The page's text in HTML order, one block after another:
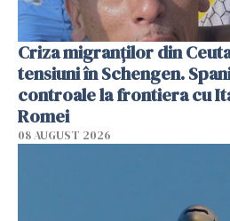
Criza migranților din
tensiuni în Schengen.
controale la frontiera cu
Romei
08 AUGUST 2026